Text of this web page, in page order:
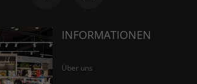
INFORMATIONEN
Über uns